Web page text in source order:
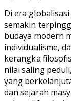
Di era
semakin
budaya modern
individualisme,
kerangka
nilai saling
yang
dan sejarah